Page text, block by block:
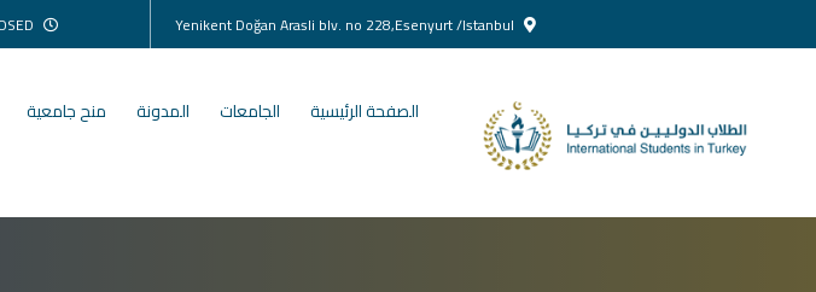
الصفحة الرئيسية الجامعات المدونة منح جامعية